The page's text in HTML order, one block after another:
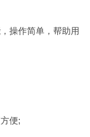
操作简单，帮助用
便;